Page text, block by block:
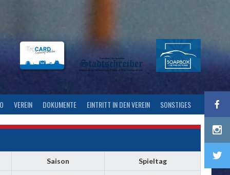
VEREIN DOKUMENTE EINTRITT IN DEN VEREIN SONSTIGES
Saison Spieltag